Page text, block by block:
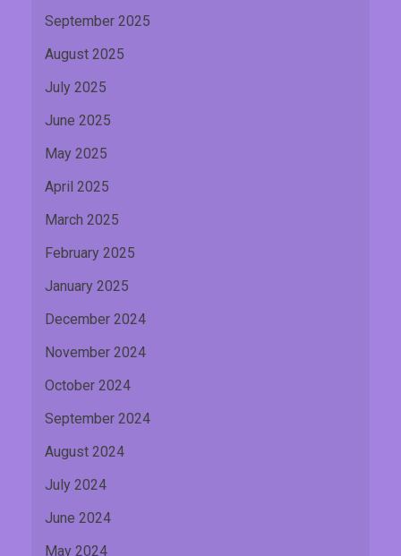
September 2025
August 2025
July 2025
June 2025
May 2025
April 2025
March 2025
February 2025
January 2025
December 2024
November 2024
October 2024
September 2024
August 2024
July 2024
June 2024
May 2024